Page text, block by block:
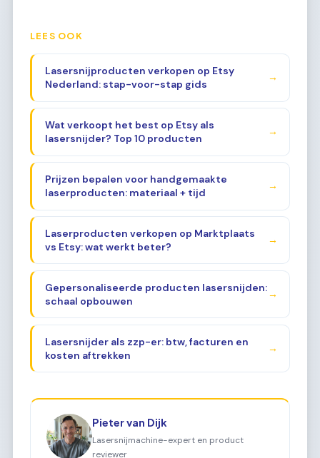
LEES OOK
Lasersnijproducten verkopen op Etsy
Nederland: stap-voor-stap gids
→
Wat verkoopt het best op Etsy als
lasersnijder? Top 10 producten
→
Prijzen bepalen voor handgemaakte
laserproducten: materiaal + tijd
→
Laserproducten verkopen op Marktplaats
vs Etsy: wat werkt beter?
→
Gepersonaliseerde producten lasersnijden:
schaal opbouwen
→
Lasersnijder als zzp-er: btw, facturen en
kosten aftrekken
→
Pieter van Dijk
Lasersnijmachine-expert en product
reviewer